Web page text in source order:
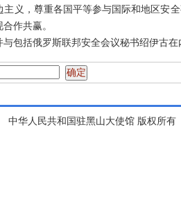
义，尊重各国平等参与国际和地区安
作共赢。
包括俄罗斯联邦安全会议秘书绍伊古在
中华人民共和国驻黑山大使馆 版权所有